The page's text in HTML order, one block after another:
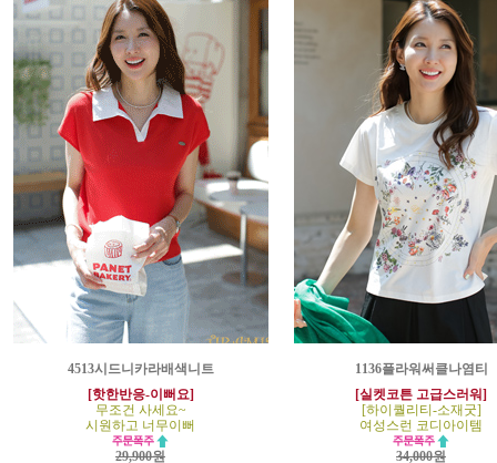
4513시드니카라배색니트
[핫한반응-이뻐요]
무조건 사세요~
시원하고 너무이뻐
29,900원
1136플라워써클나염티
[실켓코튼 고급스러워]
[하이퀄리티-소재굿]
여성스런 코디아이템
34,000원